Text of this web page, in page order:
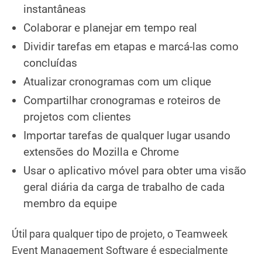
instantâneas
Colaborar e planejar em tempo real
Dividir tarefas em etapas e marcá-las como
concluídas
Atualizar cronogramas com um clique
Compartilhar cronogramas e roteiros de
projetos com clientes
Importar tarefas de qualquer lugar usando
extensões do Mozilla e Chrome
Usar o aplicativo móvel para obter uma visão
geral diária da carga de trabalho de cada
membro da equipe
Útil para qualquer tipo de projeto, o Teamweek
Event Management Software é especialmente